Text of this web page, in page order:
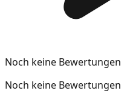
Noch keine Bewertungen
Noch keine Bewertungen